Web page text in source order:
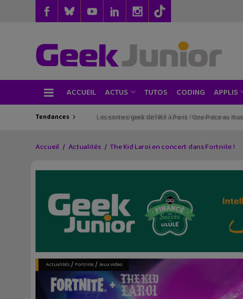
ACCUEIL ACTUS TUTOS CODING APPLIS
Tendances Les sorties geek de l’été à Paris : One Piece au
Accueil Actualités The Kid Laroi en concert dans Fortnite !
Actualités/ Fortnite/ Jeux video